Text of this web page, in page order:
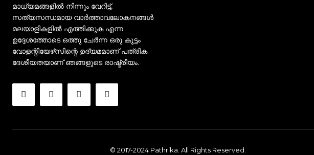
മാധ്യമങ്ങളിൽ നിന്നും വേറിട്ട്,
സത്യസന്ധമായ വാർത്താവലോകനങ്ങൾ
മലയാളികളിൽ എത്തിക്കുക എന്ന
ഉദ്ദേശത്തോടെ ഒത്തു ചേർന്ന ഒരു കൂട്ടം
വോളന്റിയേഴ്‌സിന്റെ ഉദ്യമമാണ് പത്രിക.
ദേശീയതയാണ് ഞങ്ങളുടെ രാഷ്ട്രീയം.
© 2017-2024 Pathrika. All Rights Reserved.